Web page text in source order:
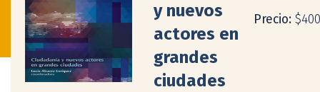
y nuevos
actores en
grandes
ciudades
Precio: $400